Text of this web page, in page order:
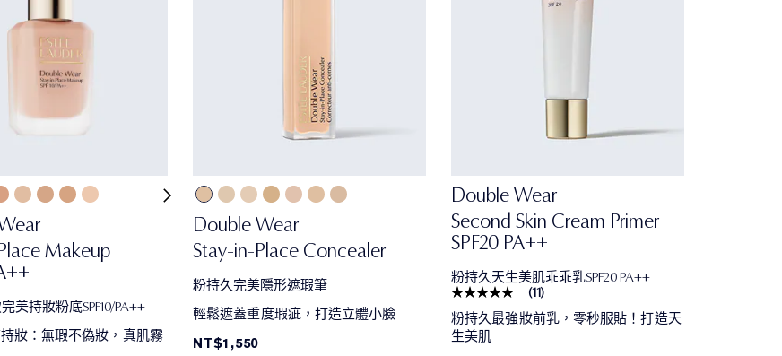
Makeup
美持妝粉底SPF10/PA++
妝：無瑕不偽妝，真肌霧
Double Wear
Stay-in-Place Concealer
粉持久完美隱形遮瑕筆
輕鬆遮蓋重度瑕疵，打造立體小臉
NT$1,550
Double Wear
Second Skin Cream Primer
SPF20 PA++
粉持久天生美肌乖乖乳SPF20 PA++
(11)
粉持久最強妝前乳，零秒服貼！打造天
生美肌